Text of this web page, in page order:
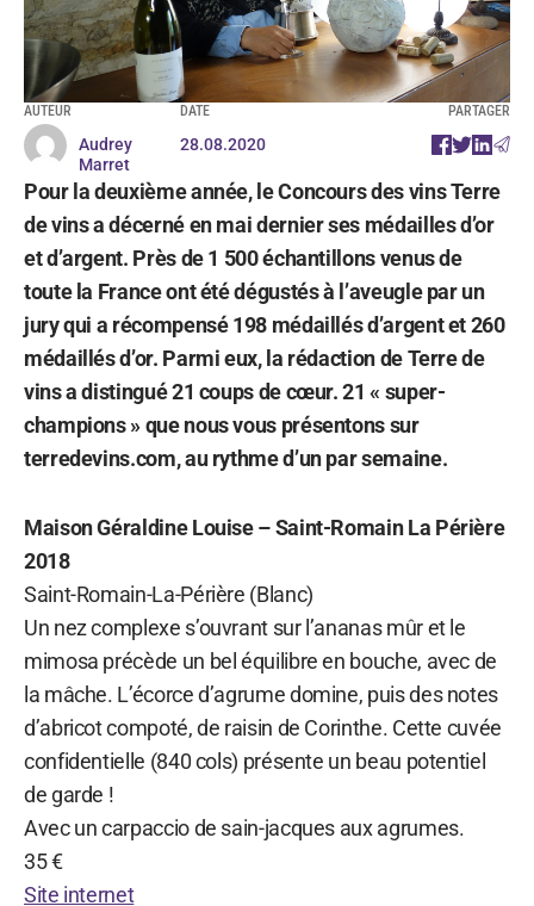
AUTEUR
Audrey
Marret
DATE
28.08.2020
PARTAGER
Pour la deuxième année, le Concours des vins Terre
de vins a décerné en mai dernier ses médailles d’or
et d’argent. Près de 1 500 échantillons venus de
toute la France ont été dégustés à l’aveugle par un
jury qui a récompensé 198 médaillés d’argent et 260
médaillés d’or. Parmi eux, la rédaction de Terre de
vins a distingué 21 coups de cœur. 21 « super-
champions » que nous vous présentons sur
terredevins.com, au rythme d’un par semaine.
Maison Géraldine Louise – Saint-Romain La Périère
2018
Saint-Romain-La-Périère (Blanc)
Un nez complexe s’ouvrant sur l’ananas mûr et le
mimosa précède un bel équilibre en bouche, avec de
la mâche. L’écorce d’agrume domine, puis des notes
d’abricot compoté, de raisin de Corinthe. Cette cuvée
confidentielle (840 cols) présente un beau potentiel
de garde !
Avec un carpaccio de sain-jacques aux agrumes.
35 €
Site internet